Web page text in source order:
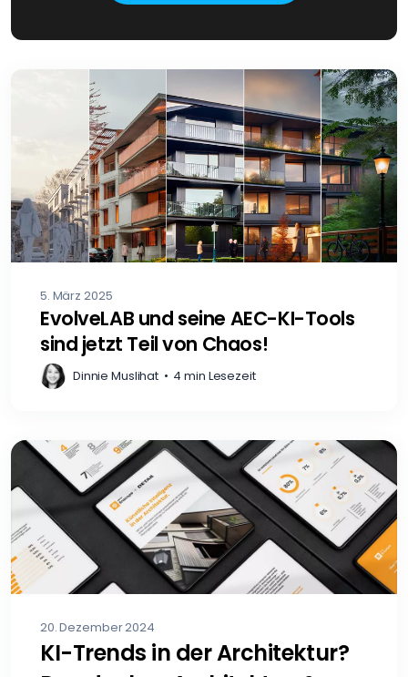
5. März 2025
EvolveLAB und seine AEC-KI-Tools
sind jetzt Teil von Chaos!
Dinnie Muslihat • 4 min Lesezeit
20. Dezember 2024
KI-Trends in der Architektur?